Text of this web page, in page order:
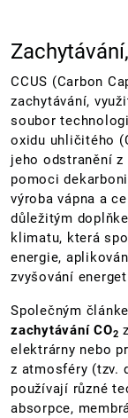
CCUS (Carbon
zachytávání,
soubor
oxidu uhličitého
jeho odstranění z
pomoci
výroba vápna a
důležitým
klimatu, která
energie,
zvyšování
Společným
zachytávání CO2
elektrárny nebo
z atmosféry (tzv.
používají různé
absorpce,